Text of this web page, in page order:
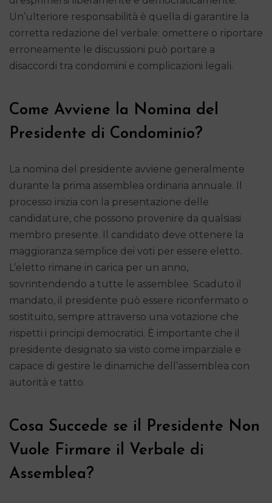
Un’ulteriore responsabilità è quella di garantire la
corretta redazione del verbale: omettere o riportare
erroneamente le discussioni può portare a
disaccordi tra condomini e complicazioni legali.
Come Avviene la Nomina del
Presidente di Condominio?
La nomina del presidente avviene generalmente
durante la prima assemblea ordinaria annuale. Il
processo inizia con la presentazione delle
candidature, che possono provenire da qualsiasi
membro presente. Il candidato deve ottenere la
maggioranza semplice dei voti per essere eletto.
L’eletto rimane in carica per un anno,
sovrintendendo a tutte le assemblee. Scaduto il
mandato, il presidente può essere riconfermato o
sostituito, sempre attraverso una votazione che
rispetti i principi democratici. È importante che il
presidente designato sia visto come imparziale e
capace di gestire le dinamiche dell’assemblea con
autorità e tatto.
Cosa Succede se il Presidente Non
Vuole Firmare il Verbale di
Assemblea?